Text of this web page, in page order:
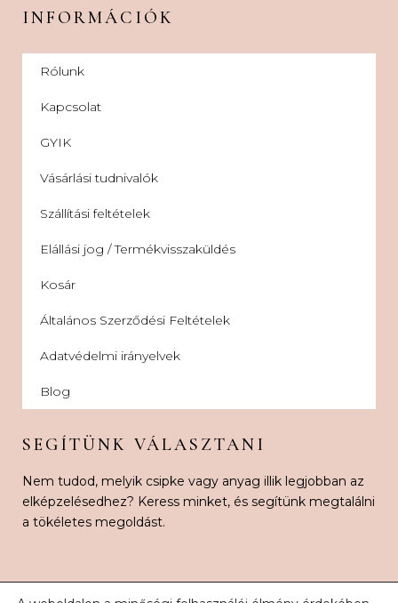
INFORMÁCIÓK
Rólunk
Kapcsolat
GYIK
Vásárlási tudnivalók
Szállítási feltételek
Elállási jog / Termékvisszaküldés
Kosár
Általános Szerződési Feltételek
Adatvédelmi irányelvek
Blog
SEGÍTÜNK VÁLASZTANI
Nem tudod, melyik csipke vagy anyag illik legjobban az
elképzelésedhez? Keress minket, és segítünk megtalálni
a tökéletes megoldást.